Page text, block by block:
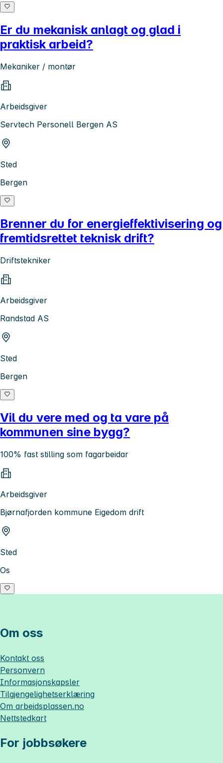
Er du mekanisk anlagt og glad i
praktisk arbeid?
Mekaniker / montør
Arbeidsgiver
Servtech Personell Bergen AS
Sted
Bergen
Brenner du for energieffektivisering og
fremtidsrettet teknisk drift?
Driftstekniker
Arbeidsgiver
Randstad AS
Sted
Bergen
Vil du vere med og ta vare på
kommunen sine bygg?
100% fast stilling som fagarbeidar
Arbeidsgiver
Bjørnafjorden kommune Eigedom drift
Sted
Os
Om oss
Kontakt oss
Personvern
Informasjonskapsler
Tilgjengelighetserklæring
Om arbeidsplassen.no
Nettstedkart
For jobbsøkere